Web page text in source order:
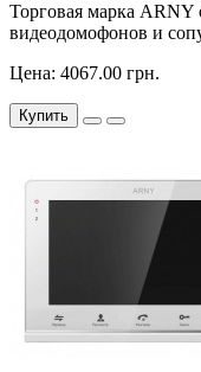
Торговая марка ARNY
видеодомофонов и
Цена: 4067.00 грн.
Купить